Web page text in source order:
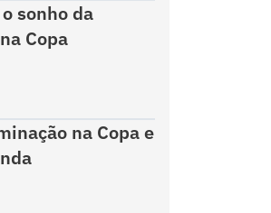
sonho da
Copa
na Copa e